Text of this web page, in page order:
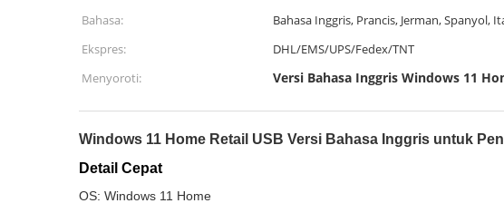
Bahasa:
Bahasa Inggris, Prancis, Jerman, Spanyol,
Ekspres:
DHL/EMS/UPS/Fedex/TNT
Menyoroti:
Versi Bahasa Inggris Windows 11
Windows 11 Home Retail USB Versi Bahasa Inggris untuk
Detail Cepat
OS: Windows 11 Home